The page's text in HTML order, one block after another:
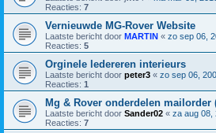
Reacties: 7
Vernieuwde MG-Rover Website
Laatste bericht door MARTIN « zo sep 06,
Reacties: 5
Orginele ledereren interieurs
Laatste bericht door peter3 « zo sep 06,
Reacties: 1
Mg & Rover onderdelen mailorder
Laatste bericht door Sander02 « za aug 08,
Reacties: 7